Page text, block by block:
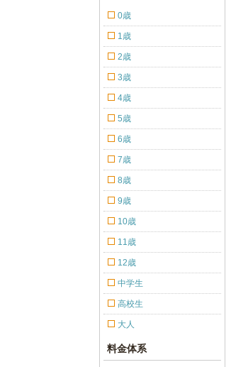
0歳
1歳
2歳
3歳
4歳
5歳
6歳
7歳
8歳
9歳
10歳
11歳
12歳
中学生
高校生
大人
料金体系